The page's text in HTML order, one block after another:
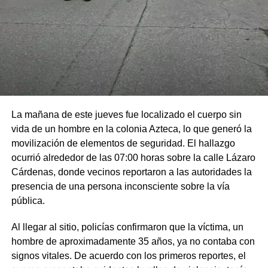
La mañana de este jueves fue localizado el cuerpo sin
vida de un hombre en la colonia Azteca, lo que generó la
movilización de elementos de seguridad. El hallazgo
ocurrió alrededor de las 07:00 horas sobre la calle Lázaro
Cárdenas, donde vecinos reportaron a las autoridades la
presencia de una persona inconsciente sobre la vía
pública.
Al llegar al sitio, policías confirmaron que la víctima, un
hombre de aproximadamente 35 años, ya no contaba con
signos vitales. De acuerdo con los primeros reportes, el